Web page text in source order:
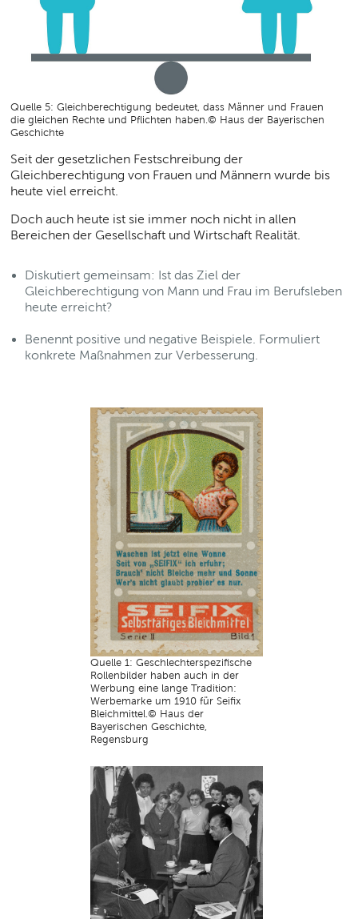
Quelle 5: Gleichberechtigung bedeutet, dass Männer und Frauen
die gleichen Rechte und Pflichten haben.© Haus der Bayerischen
Geschichte
Seit der gesetzlichen Festschreibung der
Gleichberechtigung von Frauen und Männern wurde bis
heute viel erreicht.
Doch auch heute ist sie immer noch nicht in allen
Bereichen der Gesellschaft und Wirtschaft Realität.
Diskutiert gemeinsam: Ist das Ziel der
Gleichberechtigung von Mann und Frau im Berufsleben
heute erreicht?
Benennt positive und negative Beispiele. Formuliert
konkrete Maßnahmen zur Verbesserung.
Quelle 1: Geschlechterspezifische
Rollenbilder haben auch in der
Werbung eine lange Tradition:
Werbemarke um 1910 für Seifix
Bleichmittel.© Haus der
Bayerischen Geschichte,
Regensburg